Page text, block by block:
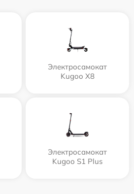
Электросамокат
Kugoo X8
Электросамокат
Kugoo S1 Plus